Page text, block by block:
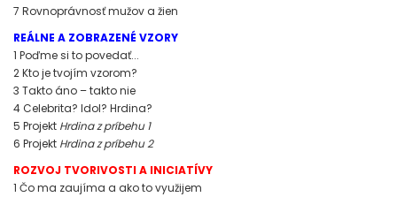
7 Rovnoprávnosť mužov a žien
REÁLNE A ZOBRAZENÉ VZORY
1 Poďme si to povedať...
2 Kto je tvojím vzorom?
3 Takto áno – takto nie
4 Celebrita? Idol? Hrdina?
5 Projekt Hrdina z príbehu 1
6 Projekt Hrdina z príbehu 2
ROZVOJ TVORIVOSTI A INICIATÍVY
1 Čo ma zaujíma a ako to využijem